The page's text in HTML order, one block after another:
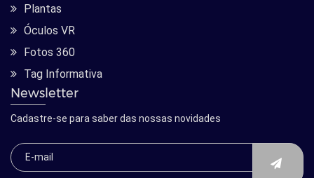
Plantas
Óculos VR
Fotos 360
Tag Informativa
Newsletter
Cadastre-se para saber das nossas novidades